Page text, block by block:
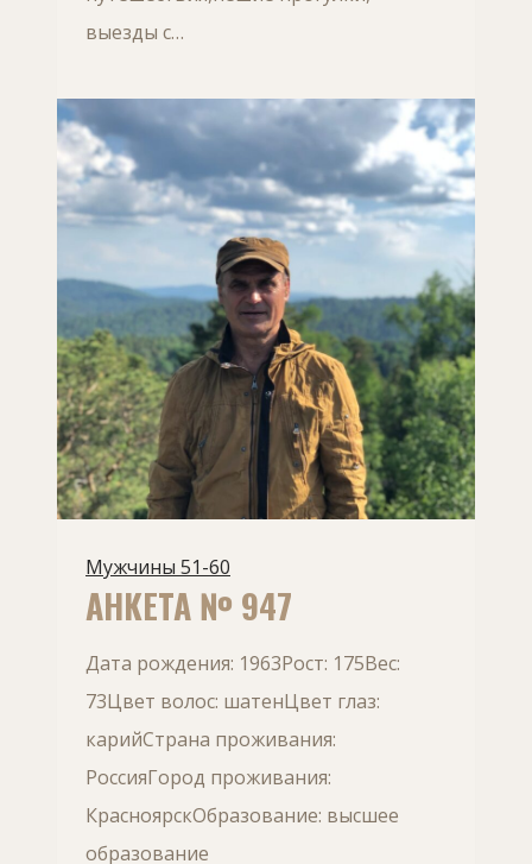
выезды с…
Мужчины 51-60
АНКЕТА № 947
Дата рождения: 1963Рост: 175Вес:
73Цвет волос: шатенЦвет глаз:
карийСтрана проживания:
РоссияГород проживания:
КрасноярскОбразование: высшее
образование